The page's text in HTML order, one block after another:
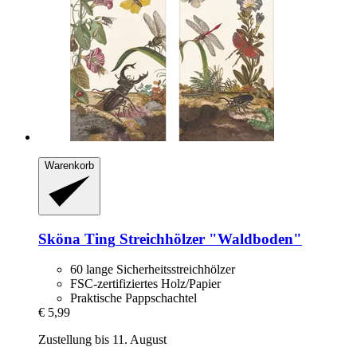
Warenkorb
Sköna Ting Streichhölzer "Waldboden"
60 lange Sicherheitsstreichhölzer
FSC-zertifiziertes Holz/Papier
Praktische Pappschachtel
€ 5,99
Zustellung bis 11. August